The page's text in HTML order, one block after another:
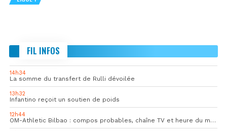
FIL INFOS
14h34
La somme du transfert de Rulli dévoilée
13h32
Infantino reçoit un soutien de poids
12h44
OM-Athletic Bilbao : compos probables, chaîne TV et heure du match